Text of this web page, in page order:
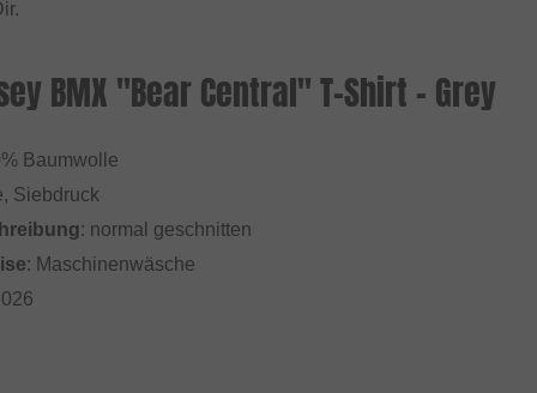
BMX "Bear Central" T-Shirt - Grey
Baumwolle
Siebdruck
: normal geschnitten
: Maschinenwäsche